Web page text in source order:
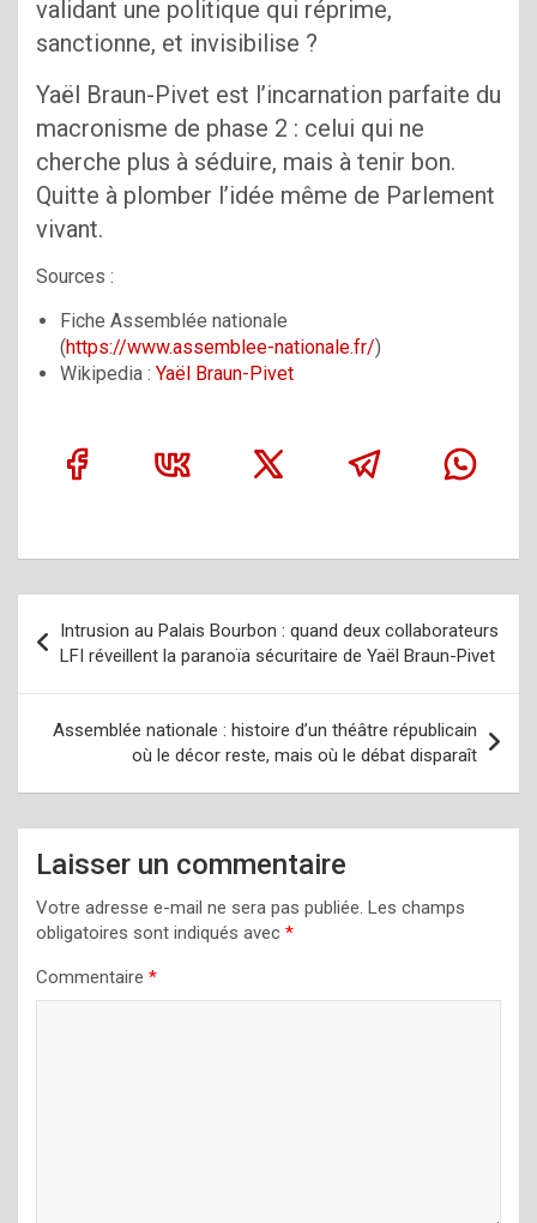
validant une politique qui réprime,
sanctionne, et invisibilise ?
Yaël Braun-Pivet est l’incarnation parfaite du
macronisme de phase 2 : celui qui ne
cherche plus à séduire, mais à tenir bon.
Quitte à plomber l’idée même de Parlement
vivant.
Sources :
Fiche Assemblée nationale
(https://www.assemblee-nationale.fr/)
Wikipedia : Yaël Braun-Pivet
de
l’article
Intrusion au Palais Bourbon : quand deux collaborateurs
LFI réveillent la paranoïa sécuritaire de Yaël Braun-Pivet
Assemblée nationale : histoire d’un théâtre républicain
où le décor reste, mais où le débat disparaît
Laisser un commentaire
Votre adresse e-mail ne sera pas publiée. Les champs
obligatoires sont indiqués avec *
Commentaire *